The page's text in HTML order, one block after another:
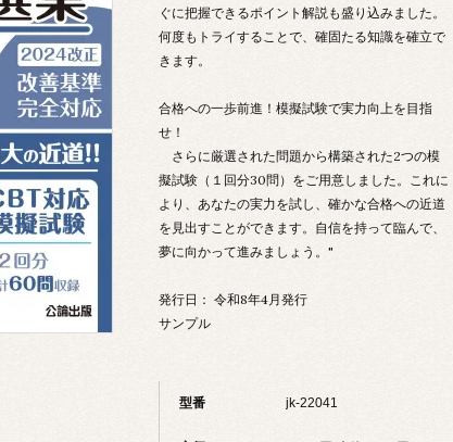
ぐに把握できるポイント解説も盛り込みました。
何度もトライすることで、確固たる知識を確立で
きます。
合格への一歩前進！模擬試験で実力向上を目指
せ！
さらに厳選された問題から構築された2つの模
擬試験（１回分30問）をご用意しました。これに
より、あなたの実力を試し、確かな合格への近道
を見出すことができます。自信を持って臨んで、
夢に向かって進みましょう。"
発行日： 令和8年4月発行
サンプル
型番 jk-22041